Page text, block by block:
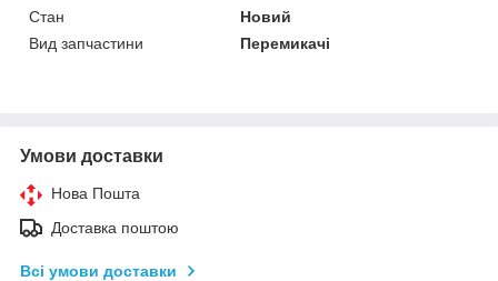
Стан
Новий
Вид запчастини
Перемикачі
Умови доставки
Нова Пошта
Доставка поштою
Всі умови доставки